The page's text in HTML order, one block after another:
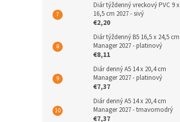
Diár týždenný vreckový PVC 9 x
16,5 cm 2027 - sivý
€2,20
Diár týždenný B5 16,5 x 24,5 cm
Manager 2027 - platinový
€8,11
Diár denný A5 14 x 20,4 cm
Manager 2027 - platinový
€7,37
Diár denný A5 14 x 20,4 cm
Manager 2027 - tmavomodrý
€7,37